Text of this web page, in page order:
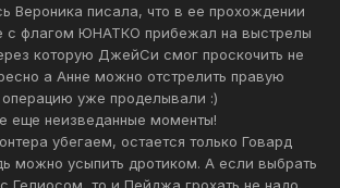
Вероника писала, что в ее прохождении
с флагом ЮНАТКО прибежал на выстрелы
которую ДжейСи смог проскочить не
а Анне можно отстрелить правую
операцию уже проделывали :)
еще неизведанные моменты!
убегаем, остается только Говард
можно усыпить дротиком. А если выбрать